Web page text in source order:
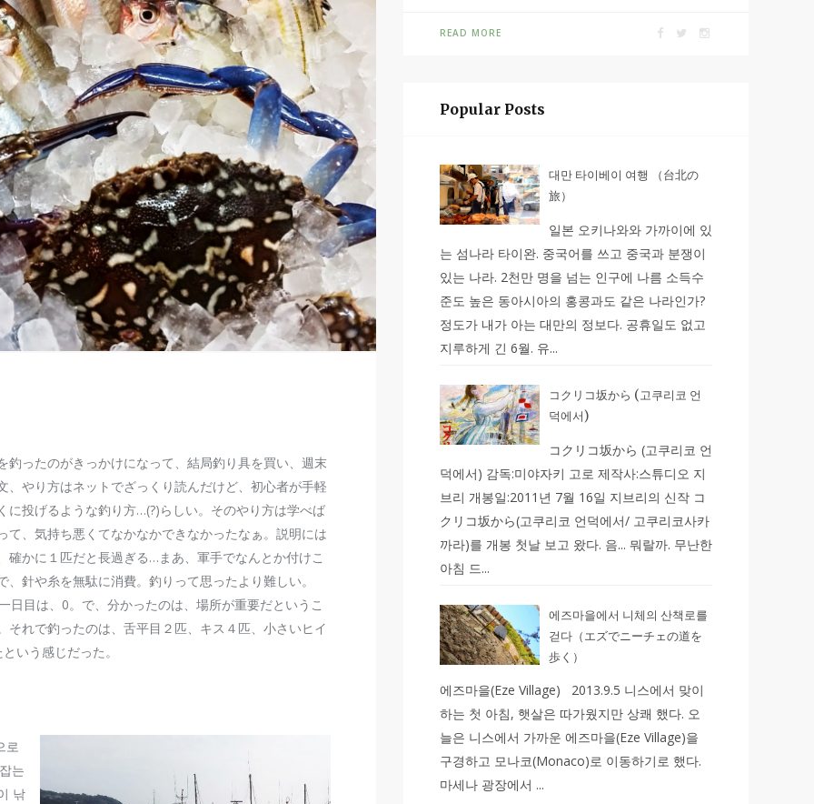
釣ったのがきっかけになって、結局釣り具を買い、週末
やり方はネットでざっくり読んだけど、初心者が手軽
に投げるような釣り方…(?)らしい。そのやり方は学べば
、気持ち悪くてなかなかできなかったなぁ。説明には
かに１匹だと長過ぎる…まあ、軍手でなんとか付けこ
針や糸を無駄に消費。釣りって思ったより難しい。
目は、0。で、分かったのは、場所が重要だというこ
れで釣ったのは、舌平目２匹、キス４匹、小さいヒイ
いう感じだった。
로
는
낚
READ MORE
Popular Posts
대만 타이베이 여행 （台北の
旅）
일본 오키나와와 가까이에 있
는 섬나라 타이완. 중국어를 쓰고 중국과 분쟁이
있는 나라. 2천만 명을 넘는 인구에 나름 소득수
준도 높은 동아시아의 홍콩과도 같은 나라인가?
정도가 내가 아는 대만의 정보다. 공휴일도 없고
지루하게 긴 6월. 유...
コクリコ坂から (고쿠리코 언
덕에서)
コクリコ坂から (고쿠리코 언
덕에서) 감독:미야자키 고로 제작사:스튜디오 지
브리 개봉일:2011년 7월 16일 지브리의 신작 コ
クリコ坂から(고쿠리코 언덕에서/ 고쿠리코사카
까라)를 개봉 첫날 보고 왔다. 음... 뭐랄까. 무난한
아침 드...
에즈마을에서 니체의 산책로를
걷다（エズでニーチェの道を
歩く）
에즈마을(Eze Village) 2013.9.5 니스에서 맞이
하는 첫 아침, 햇살은 따가웠지만 상쾌 했다. 오
늘은 니스에서 가까운 에즈마을(Eze Village)을
구경하고 모나코(Monaco)로 이동하기로 했다.
마세나 광장에서 ...